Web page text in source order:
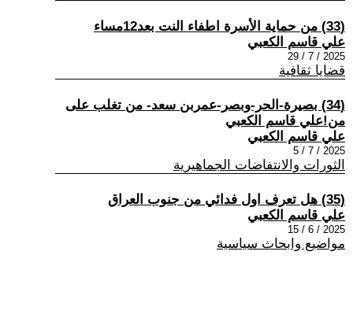
(33) من حماية الأسرة اطفاء النت بعد12مساء
علي قاسم الكعبي
2025 / 7 / 29
قضايا ثقافية
(34) بصيرة-الحر-وبصر-عمربن سعد- من تغلب على
من!علي قاسم الكعبي
علي قاسم الكعبي
2025 / 7 / 5
الثورات والانتفاضات الجماهيرية
(35) هل تعرف اول فدائي من جنوب العراق
علي قاسم الكعبي
2025 / 6 / 15
مواضيع وابحاث سياسية